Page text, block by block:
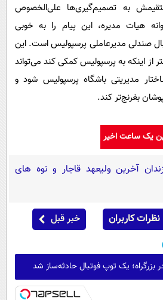
به تصمیم‌گیری‌ها علی‌الخصوص
هیات مدیره، این پیام را به خوبی
صندلی مدیرعاملی پرسپولیس است. این
از اینکه به پرسپولیس کمکی کند می‌تواند
مدیریتی باشگاه پرسپولیس شود و
بغرنج‌تر کند.
یک ساعت اخیر
آخرین ولیعهد قاجار و نوه های
نظرات کاربران خبر قبل
یک توپ فوتبال حادثه‌ساز شد